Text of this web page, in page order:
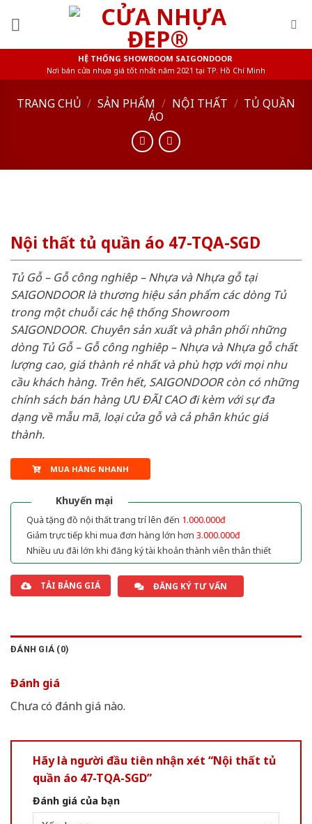
HỆ THỐNG SHOWROOM SAIGONDOOR
Nơi bán cửa nhựa giá tốt nhất năm 2021 tại TP. Hồ Chí Minh
TRANG CHỦ / SẢN PHẨM / NỘI THẤT / TỦ QUẦN
ÁO
Nội thất tủ quần áo 47-TQA-SGD
Tủ Gỗ – Gỗ công nghiêp – Nhựa và Nhựa gỗ tại
SAIGONDOOR là thương hiệu sản phẩm các dòng Tủ
trong một chuỗi các hệ thống Showroom
SAIGONDOOR. Chuyên sản xuất và phân phối những
dòng Tủ Gỗ – Gỗ công nghiêp – Nhựa và Nhựa gỗ chất
lượng cao, giá thành rẻ nhất và phù hợp với mọi nhu
cầu khách hàng. Trên hết, SAIGONDOOR còn có những
chính sách bán hàng ƯU ĐÃI CAO đi kèm với sự đa
dạng về mẫu mã, loại cửa gỗ và cả phân khúc giá
thành.
MUA HÀNG NHANH
Khuyến mại
Quà tặng đồ nội thất trang trí lên đến 1.000.000đ
Giảm trực tiếp khi mua đơn hàng lớn hơn 3.000.000đ
Nhiều ưu đãi lớn khi đăng ký tài khoản thành viên thân thiết
TẢI BẢNG GIÁ ĐĂNG KÝ TƯ VẤN
ĐÁNH GIÁ (0)
Đánh giá
Chưa có đánh giá nào.
Hãy là người đầu tiên nhận xét “Nội thất tủ
quần áo 47-TQA-SGD”
Đánh giá của bạn